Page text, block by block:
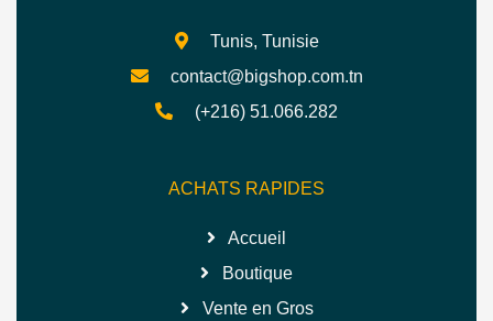
Tunis, Tunisie
contact@bigshop.com.tn
(+216) 51.066.282
ACHATS RAPIDES
Accueil
Boutique
Vente en Gros